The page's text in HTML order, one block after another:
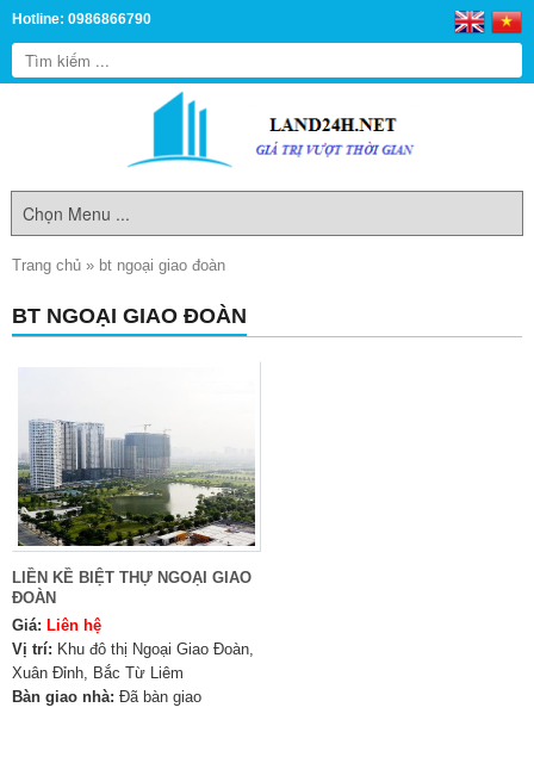
Hotline: 0986866790
Trang chủ » bt ngoại giao đoàn
BT NGOẠI GIAO ĐOÀN
LIỀN KỀ BIỆT THỰ NGOẠI GIAO
ĐOÀN
Giá: Liên hệ
Vị trí: Khu đô thị Ngoại Giao Đoàn,
Xuân Đỉnh, Bắc Từ Liêm
Bàn giao nhà: Đã bàn giao